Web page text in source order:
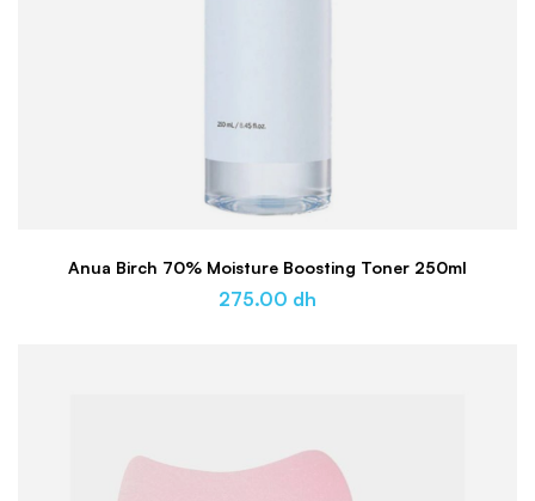
Anua Birch 70% Moisture Boosting Toner 250ml
275.00 dh